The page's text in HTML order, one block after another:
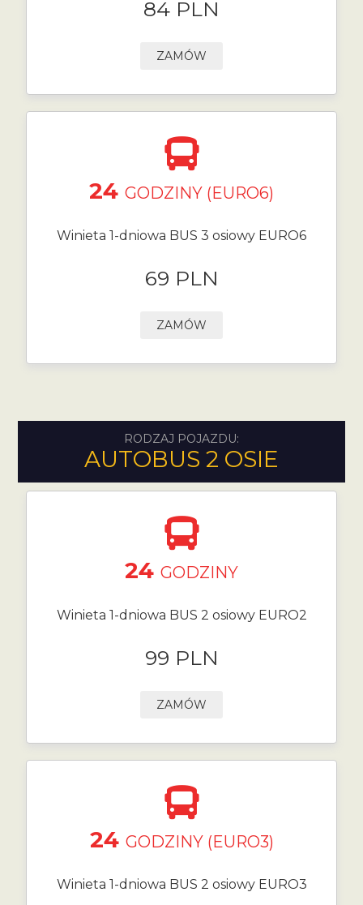
84 PLN
ZAMÓW
24 GODZINY (EURO6)
Winieta 1-dniowa BUS 3 osiowy EURO6
69 PLN
ZAMÓW
RODZAJ POJAZDU:
AUTOBUS 2 OSIE
24 GODZINY
Winieta 1-dniowa BUS 2 osiowy EURO2
99 PLN
ZAMÓW
24 GODZINY (EURO3)
Winieta 1-dniowa BUS 2 osiowy EURO3